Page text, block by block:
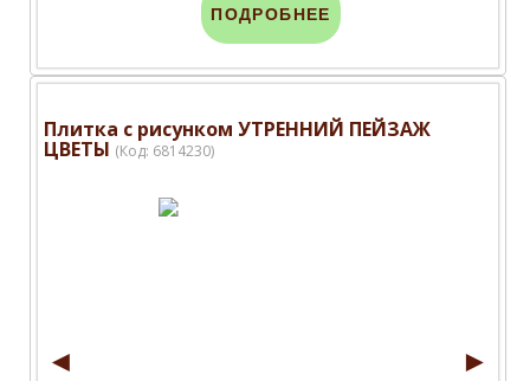
ПОДРОБНЕЕ
Плитка с рисунком УТРЕННИЙ ПЕЙЗАЖ
ЦВЕТЫ (Код: 6814230)
◄ ►